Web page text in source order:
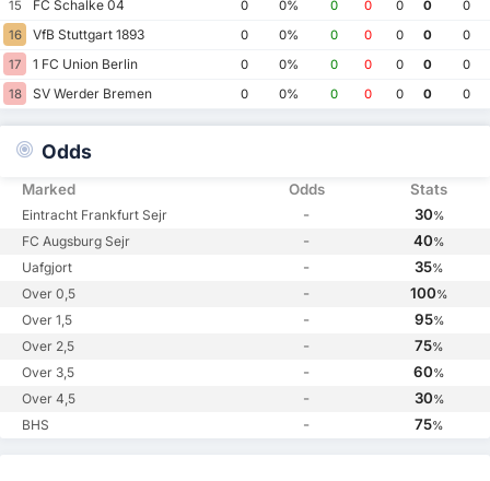
15
FC Schalke 04 0 0% 0 0 0 0
0
16
VfB Stuttgart 1893 0 0% 0 0 0 0
0
17
1 FC Union Berlin 0 0% 0 0 0 0
0
18
SV Werder Bremen 0 0% 0 0 0 0 0
Odds
Marked Odds Stats
Eintracht Frankfurt Sejr - 30%
FC Augsburg Sejr - 40%
Uafgjort - 35%
Over 0,5 - 100%
Over 1,5 - 95%
Over 2,5 - 75%
Over 3,5 - 60%
Over 4,5 - 30%
BHS - 75%